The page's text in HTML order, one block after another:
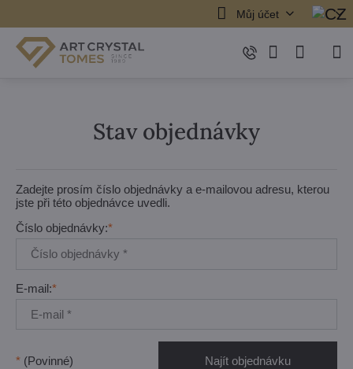
Můj účet
Stav objednávky
Zadejte prosím číslo objednávky a e-mailovou adresu, kterou
jste při této objednávce uvedli.
Číslo objednávky:*
E-mail:*
* (Povinné) Najít objednávku